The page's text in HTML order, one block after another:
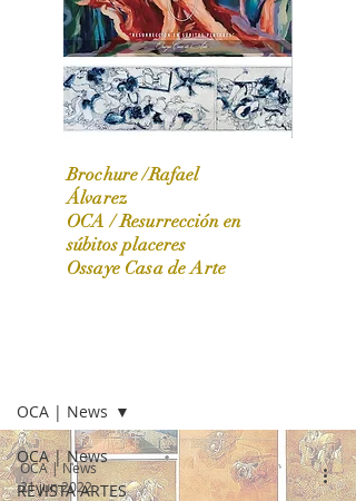
OCA|News 31 / Marzo-Abril / 2024
Brochure /Rafael
Álvarez
OCA /Resurrección en
súbitos placeres
Ossaye Casa de Arte
OCA | News
REVISTA ARTES
OCA | News
OCA | News
21 jun 2022